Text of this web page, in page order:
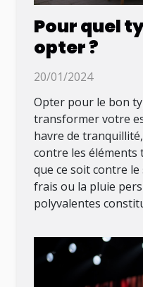
Pour quel
opter ?
20/01/2024
Opter pour le bon
transformer votre
havre de
contre les éléments
que ce soit contre
frais ou la pluie
polyvalentes